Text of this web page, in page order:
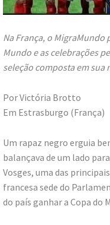
Na França, o MigraMundo
Mundo e as celebrações
seleção composta em
Por Victória Brotto
Em Estrasburgo (França)
Um rapaz negro erguia
balançava de um lado
Vosges, uma das
francesa sede do
do país ganhar a Copa do